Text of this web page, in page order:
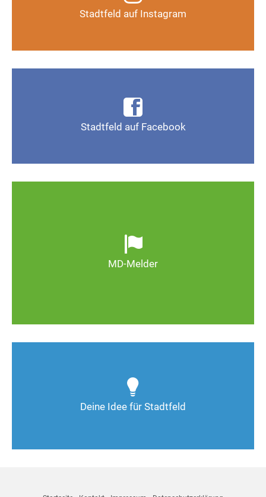
Stadtfeld auf Instagram
Auf Instagram folgen
Stadtfeld auf Facebook
Seite Magdeburg-Stadtfeld
MD-Melder
wild entsorgter Müll. Melden Sie Mängel, damit
Magdeburg schöner und lebenswerter wird.
Deine Idee für Stadtfeld
Deine Ideen sind gefragt!